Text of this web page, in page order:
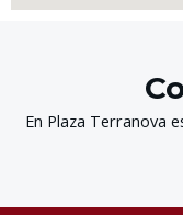
En Plaza Terranova